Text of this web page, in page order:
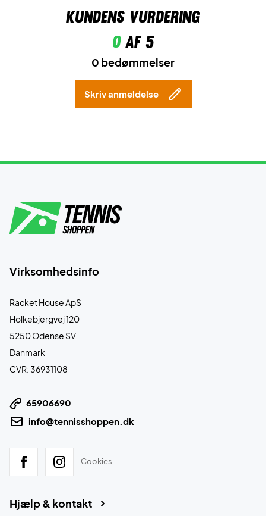
Kundens vurdering
0af 5
0 bedømmelser
Skriv anmeldelse
Virksomhedsinfo
Racket House ApS
Holkebjergvej 120
5250 Odense SV
Danmark
CVR: 36931108
65906690
info@tennisshoppen.dk
Cookies
Hjælp & kontakt